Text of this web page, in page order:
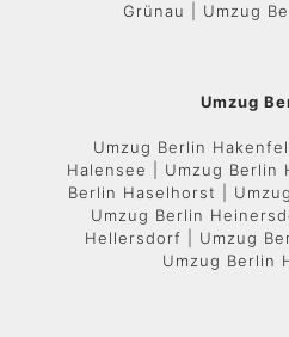
Grünau | Umzug
Umzug
Umzug Berlin
Halensee | Umzug Berlin
Berlin Haselhorst |
Umzug Berlin
Hellersdorf | Umzug
Umzug Berlin